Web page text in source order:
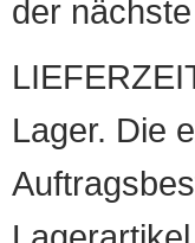
der
Lager. Die